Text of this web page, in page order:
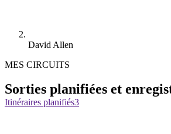
David Allen
MES CIRCUITS
Sorties planifiées et
Itinéraires planifiés3